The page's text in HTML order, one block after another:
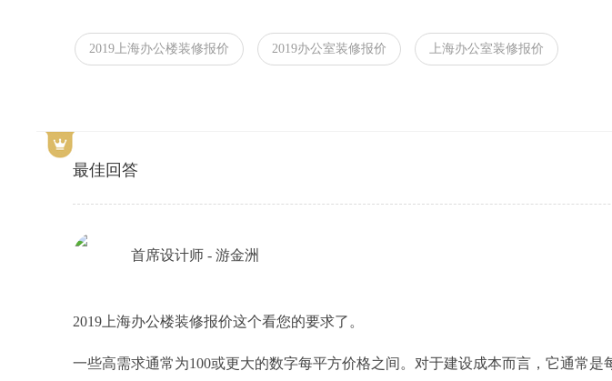
2019上海办公楼装修报价 2019办公室装修报价 上海办公室装修报价
最佳回答
首席设计师 - 游金洲
2019上海办公楼装修报价这个看您的要求了。
一些高需求通常为100或更大的数字每平方价格之间。对于建设成本而言，它通常是